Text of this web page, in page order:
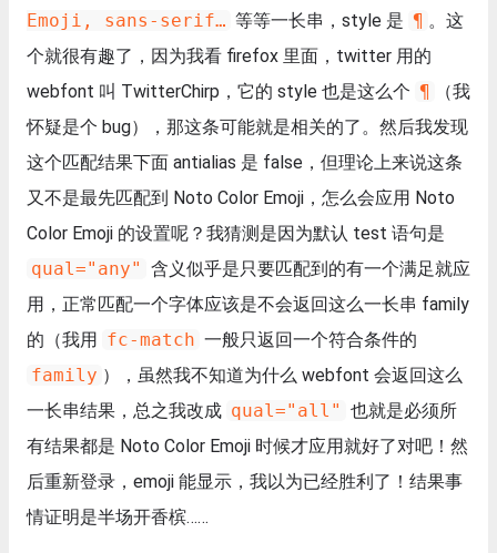
Emoji, sans-serif… 等等一长串，style 是 ¶ 。这
个就很有趣了，因为我看 firefox 里面，twitter 用的
webfont 叫 TwitterChirp，它的 style 也是这么个 ¶
（我
怀疑是个 bug），那这条可能就是相关的了。然后我发现
这个匹配结果下面 antialias 是 false，但理论上来说这条
又不是最先匹配到 Noto Color Emoji，怎么会应用 Noto
Color Emoji 的设置呢？我猜测是因为默认 test 语句是
qual="any" 含义似乎是只要匹配到的有一个满足就应
用，正常匹配一个字体应该是不会返回这么一长串 family
的（我用
fc-match 一般只返回一个符合条件的
family ），虽然我不知道为什么 webfont 会返回这么
一长串结果，总之我改成 qual="all" 也就是必须所
有结果都是 Noto Color Emoji 时候才应用就好了对吧！然
后重新登录，emoji 能显示，我以为已经胜利了！结果事
情证明是半场开香槟……